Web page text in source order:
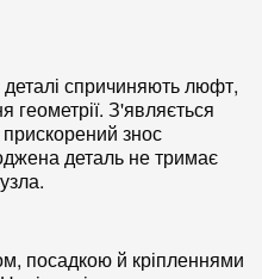
спричиняють люфт,
геометрії. З'являється
прискорений знос
деталь не тримає
посадкою й кріпленнями